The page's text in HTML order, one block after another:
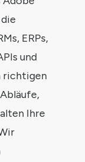
ERPs,
und
richtigen
Ihre